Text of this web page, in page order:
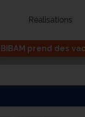
Réalisations
prend des